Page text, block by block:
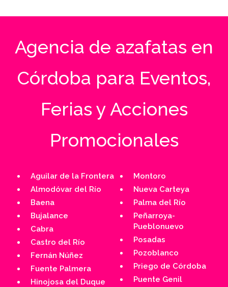
Agencia de azafatas en
Córdoba para Eventos,
Ferias y Acciones
Promocionales
Aguilar de la Frontera
Almodóvar del Río
Baena
Bujalance
Cabra
Castro del Río
Fernán Núñez
Fuente Palmera
Hinojosa del Duque
Montoro
Nueva Carteya
Palma del Río
Peñarroya-
Pueblonuevo
Posadas
Pozoblanco
Priego de Córdoba
Puente Genil